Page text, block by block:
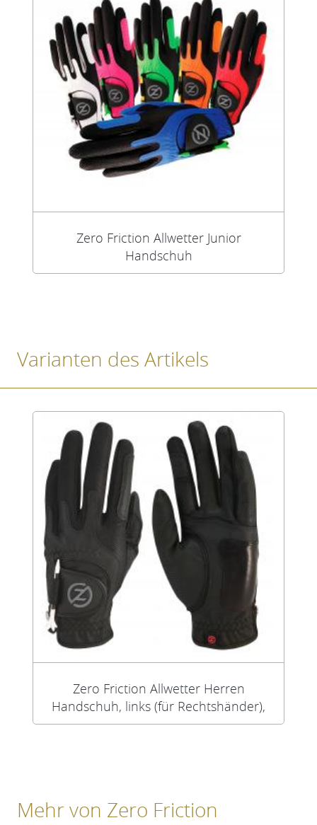
Zero Friction Allwetter Junior
Handschuh
Varianten des Artikels
Zero Friction Allwetter Herren
Handschuh, links (für Rechtshänder),
schwarz
Mehr von Zero Friction